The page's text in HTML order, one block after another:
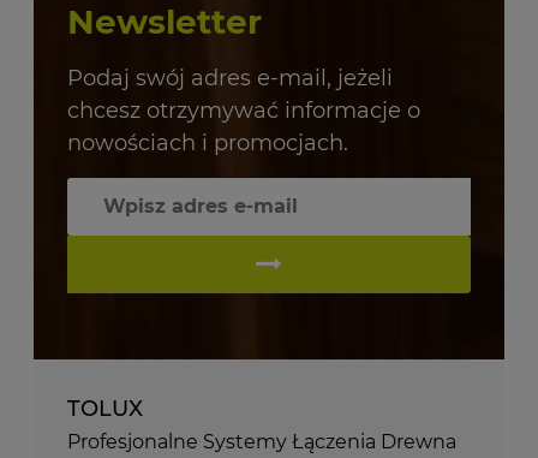
Newsletter
Podaj swój adres e-mail, jeżeli
chcesz otrzymywać informacje o
nowościach i promocjach.
TOLUX
Profesjonalne Systemy Łączenia Drewna